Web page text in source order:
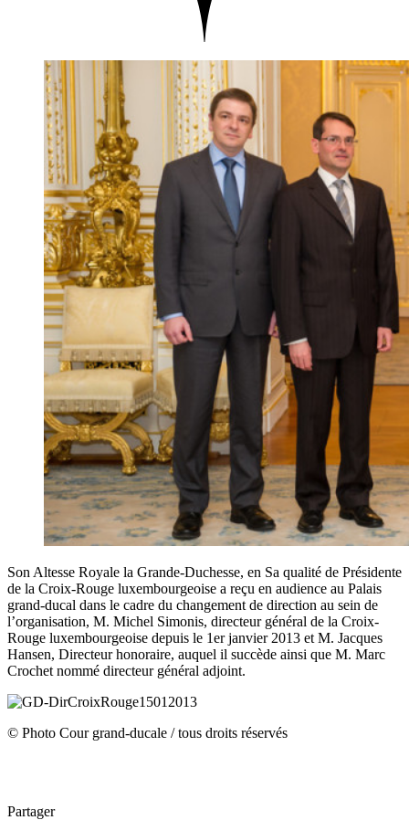
Son Altesse Royale la Grande-Duchesse, en Sa qualité de Présidente
de la Croix-Rouge luxembourgeoise a reçu en audience au Palais
grand-ducal dans le cadre du changement de direction au sein de
l’organisation, M. Michel Simonis, directeur général de la Croix-
Rouge luxembourgeoise depuis le 1er janvier 2013 et M. Jacques
Hansen, Directeur honoraire, auquel il succède ainsi que M. Marc
Crochet nommé directeur général adjoint.
© Photo Cour grand-ducale / tous droits réservés
Partager